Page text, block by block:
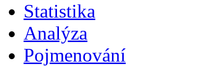
Statistika
Analýza
Pojmenování